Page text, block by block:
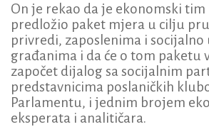
On je rekao da je ekonomski
predložio paket mjera u cilju
privredi, zaposlenima i
građanima i da će o tom paketu
započet dijalog sa socijalnim
predstavnicima poslaničkih
Parlamentu, i jednim brojem
eksperata i analitičara.